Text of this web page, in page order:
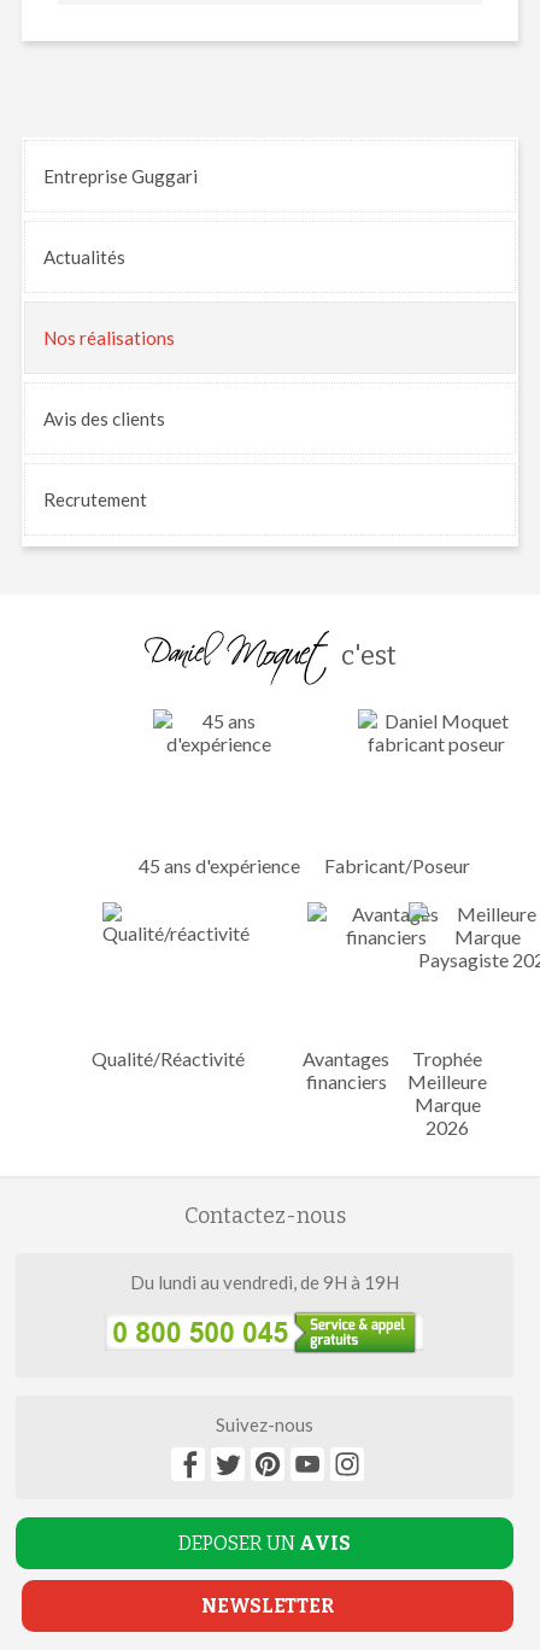
Entreprise Guggari
Actualités
Nos réalisations
Avis des clients
Recrutement
c'est
45 ans d'expérience Fabricant/Poseur
Qualité/Réactivité
Avantages
financiers
Trophée
Meilleure
Marque
2026
Contactez-nous
Du lundi au vendredi, de 9H à 19H
Suivez-nous
DEPOSER UN AVIS
NEWSLETTER